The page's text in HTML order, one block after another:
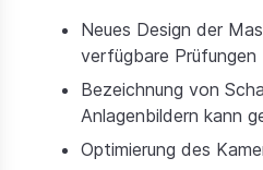
Neues Design der
verfügbare Prüfungen
Bezeichnung von
Anlagenbildern kann
Optimierung des